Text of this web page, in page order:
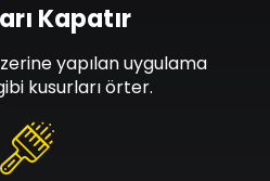
Kapatır
yapılan uygulama
kusurları örter.